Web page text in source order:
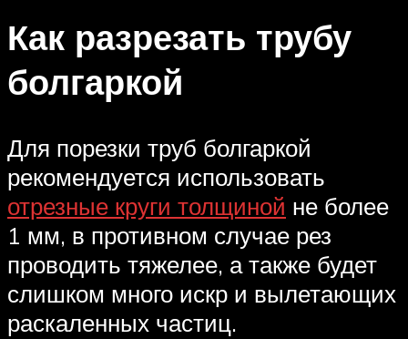
Как разрезать трубу
болгаркой
Для порезки труб болгаркой
рекомендуется использовать
отрезные круги толщиной не более
1 мм, в противном случае рез
проводить тяжелее, а также будет
слишком много искр и вылетающих
раскаленных частиц.